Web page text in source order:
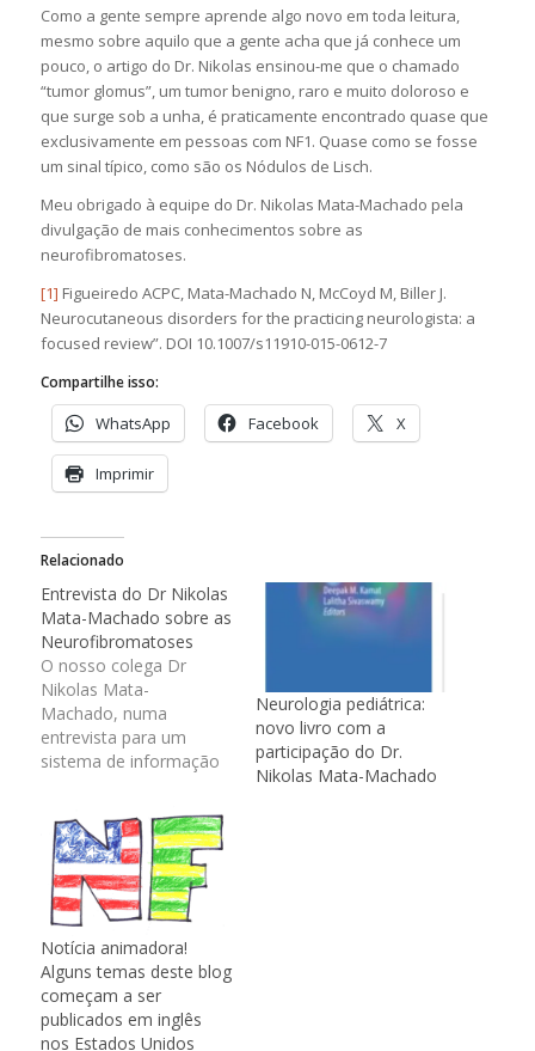
Como a gente sempre aprende algo novo em toda leitura,
mesmo sobre aquilo que a gente acha que já conhece um
pouco, o artigo do Dr. Nikolas ensinou-me que o chamado
“tumor glomus”, um tumor benigno, raro e muito doloroso e
que surge sob a unha, é praticamente encontrado quase que
exclusivamente em pessoas com NF1. Quase como se fosse
um sinal típico, como são os Nódulos de Lisch.
Meu obrigado à equipe do Dr. Nikolas Mata-Machado pela
divulgação de mais conhecimentos sobre as
neurofibromatoses.
[1] Figueiredo ACPC, Mata-Machado N, McCoyd M, Biller J.
Neurocutaneous disorders for the practicing neurologista: a
focused review”. DOI 10.1007/s11910-015-0612-7
Compartilhe isso:
WhatsApp Facebook X
Imprimir
Relacionado
Entrevista do Dr Nikolas
Mata-Machado sobre as
Neurofibromatoses
O nosso colega Dr
Nikolas Mata-
Machado, numa
entrevista para um
sistema de informação
Universidade Loyola em
Chicago, falou sobre o
manual de diagnóstico e
tratamento das
neurofibromatoses, que
publicamos
recentemente (Clique
aqui para ver o artigo
original) e eu traduzi a
reportagem
Neurologia pediátrica:
novo livro com a
participação do Dr.
Nikolas Mata-Machado
Notícia animadora!
Alguns temas deste blog
começam a ser
publicados em inglês
nos Estados Unidos